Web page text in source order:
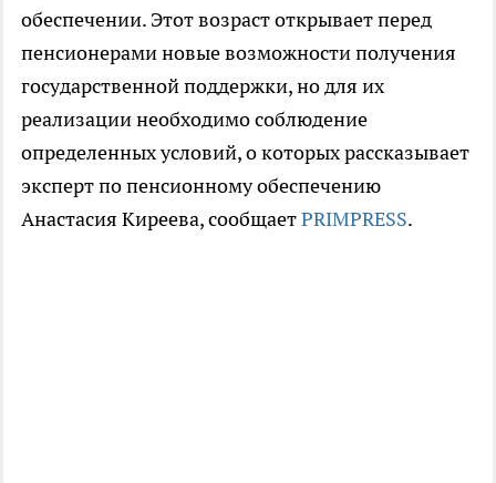
обеспечении. Этот возраст открывает перед
пенсионерами новые возможности получения
государственной поддержки, но для их
реализации необходимо соблюдение
определенных условий, о которых рассказывает
эксперт по пенсионному обеспечению
Анастасия Киреева, сообщаетPRIMPRESS.